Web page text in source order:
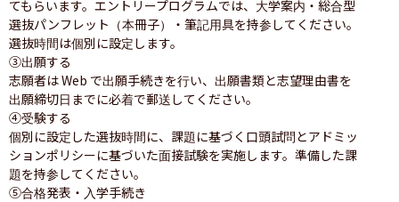
てもらいます。エントリープログラムでは、大学案内・総合型
選抜パンフレット（本冊子）・筆記用具を持参してください。
選抜時間は個別に設定します。
③出願する
志願者は Web で出願手続きを行い、出願書類と志望理由書を
出願締切日までに必着で郵送してください。
④受験する
個別に設定した選抜時間に、課題に基づく口頭試問とアドミッ
ションポリシーに基づいた面接試験を実施します。準備した課
題を持参してください。
⑤合格発表・入学手続き